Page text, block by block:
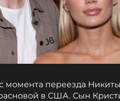
момента переезда
в США. Сын